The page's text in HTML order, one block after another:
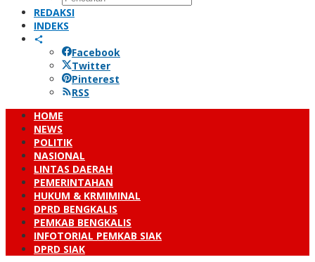
REDAKSI
INDEKS
Facebook
Twitter
Pinterest
RSS
HOME
NEWS
POLITIK
NASIONAL
LINTAS DAERAH
PEMERINTAHAN
HUKUM & KRMIMINAL
DPRD BENGKALIS
PEMKAB BENGKALIS
INFOTORIAL PEMKAB SIAK
DPRD SIAK